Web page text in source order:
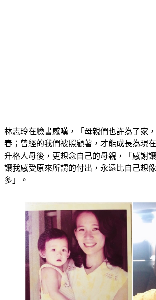
林志玲在臉書感嘆，「母親們也許為了家
春；曾經的我們被照顧著，才能成長為現
升格人母後，更想念自己的母親，「感謝
讓我感受原來所謂的付出，永遠比自己想像